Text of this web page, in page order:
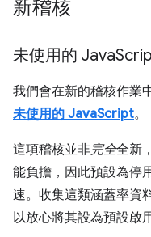
新稽核
未使用的 Java
我們會在新的稽核作業
未使用的 JavaScript。
這項稽核並非完全全新
能負擔，因此預設為停
速。收集這類涵蓋率資
以放心將其設為預設啟用